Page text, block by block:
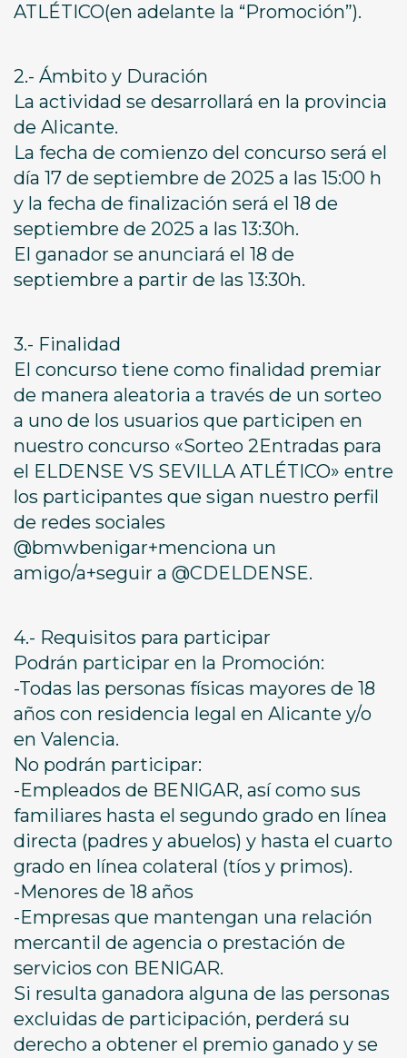
ATLÉTICO(en adelante la “Promoción”).
2.- Ámbito y Duración
La actividad se desarrollará en la provincia
de Alicante.
La fecha de comienzo del concurso será el
día 17 de septiembre de 2025 a las 15:00 h
y la fecha de finalización será el 18 de
septiembre de 2025 a las 13:30h.
El ganador se anunciará el 18 de
septiembre a partir de las 13:30h.
3.- Finalidad
El concurso tiene como finalidad premiar
de manera aleatoria a través de un sorteo
a uno de los usuarios que participen en
nuestro concurso «Sorteo 2Entradas para
el ELDENSE VS SEVILLA ATLÉTICO» entre
los participantes que sigan nuestro perfil
de redes sociales
@bmwbenigar+menciona un
amigo/a+seguir a @CDELDENSE.
4.- Requisitos para participar
Podrán participar en la Promoción:
-Todas las personas físicas mayores de 18
años con residencia legal en Alicante y/o
en Valencia.
No podrán participar:
-Empleados de BENIGAR, así como sus
familiares hasta el segundo grado en línea
directa (padres y abuelos) y hasta el cuarto
grado en línea colateral (tíos y primos).
-Menores de 18 años
-Empresas que mantengan una relación
mercantil de agencia o prestación de
servicios con BENIGAR.
Si resulta ganadora alguna de las personas
excluidas de participación, perderá su
derecho a obtener el premio ganado y se